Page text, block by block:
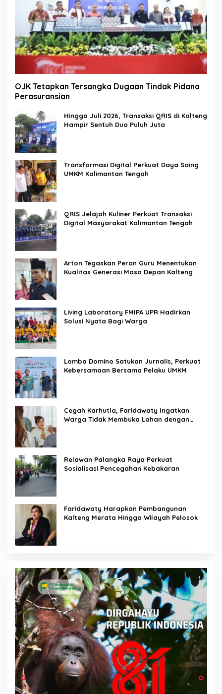
OJK Tetapkan Tersangka Dugaan Tindak Pidana
Perasuransian
Hingga Juli 2026, Transaksi QRIS di Kalteng
Hampir Sentuh Dua Puluh Juta
Transformasi Digital Perkuat Daya Saing
UMKM Kalimantan Tengah
QRIS Jelajah Kuliner Perkuat Transaksi
Digital Masyarakat Kalimantan Tengah
Arton Tegaskan Peran Guru Menentukan
Kualitas Generasi Masa Depan Kalteng
Living Laboratory FMIPA UPR Hadirkan
Solusi Nyata Bagi Warga
Lomba Domino Satukan Jurnalis, Perkuat
Kebersamaan Bersama Pelaku UMKM
Cegah Karhutla, Faridawaty Ingatkan
Warga Tidak Membuka Lahan dengan
Relawan Palangka Raya Perkuat
Sosialisasi Pencegahan Kebakaran
Faridawaty Harapkan Pembangunan
Kalteng Merata Hingga Wilayah Pelosok